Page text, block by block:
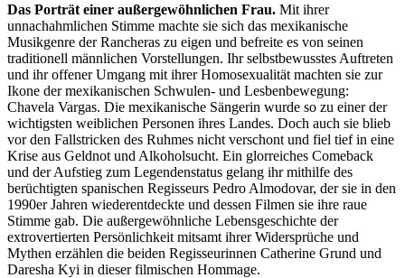
Das Porträt einer außergewöhnlichen Frau. Mit ihrer
unnachahmlichen Stimme machte sie sich das mexikanische
Musikgenre der Rancheras zu eigen und befreite es von seinen
traditionell männlichen Vorstellungen. Ihr selbstbewusstes Auftreten
und ihr offener Umgang mit ihrer Homosexualität machten sie zur
Ikone der mexikanischen Schwulen- und Lesbenbewegung:
Chavela Vargas. Die mexikanische Sängerin wurde so zu einer der
wichtigsten weiblichen Personen ihres Landes. Doch auch sie blieb
vor den Fallstricken des Ruhmes nicht verschont und fiel tief in eine
Krise aus Geldnot und Alkoholsucht. Ein glorreiches Comeback
und der Aufstieg zum Legendenstatus gelang ihr mithilfe des
berüchtigten spanischen Regisseurs Pedro Almodovar, der sie in den
1990er Jahren wiederentdeckte und dessen Filmen sie ihre raue
Stimme gab. Die außergewöhnliche Lebensgeschichte der
extrovertierten Persönlichkeit mitsamt ihrer Widersprüche und
Mythen erzählen die beiden Regisseurinnen Catherine Grund und
Daresha Kyi in dieser filmischen Hommage.